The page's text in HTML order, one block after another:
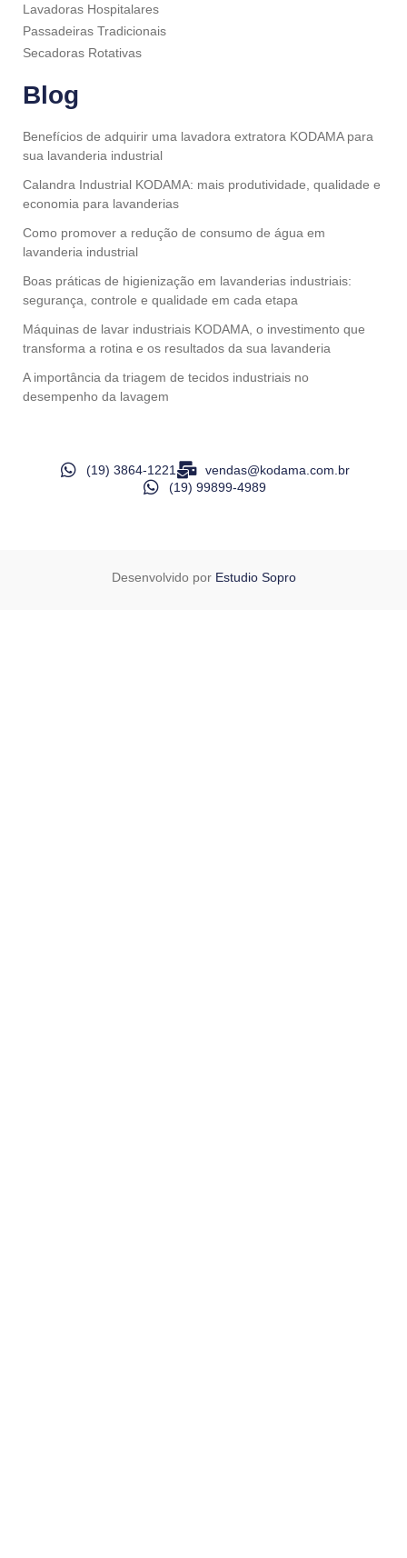
Lavadoras Hospitalares
Passadeiras Tradicionais
Secadoras Rotativas
Blog
Benefícios de adquirir uma lavadora extratora KODAMA para
sua lavanderia industrial
Calandra Industrial KODAMA: mais produtividade, qualidade e
economia para lavanderias
Como promover a redução de consumo de água em
lavanderia industrial
Boas práticas de higienização em lavanderias industriais:
segurança, controle e qualidade em cada etapa
Máquinas de lavar industriais KODAMA, o investimento que
transforma a rotina e os resultados da sua lavanderia
A importância da triagem de tecidos industriais no
desempenho da lavagem
(19) 3864-1221
vendas@kodama.com.br
(19) 99899-4989
Desenvolvido por Estudio Sopro